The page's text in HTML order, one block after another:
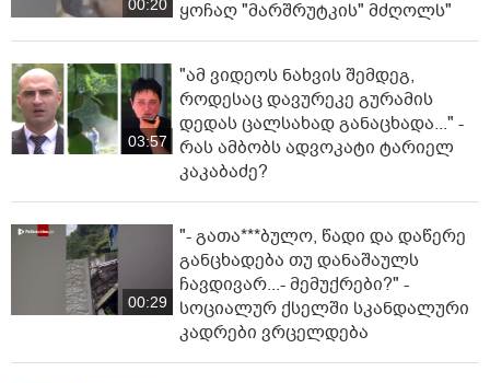
00:20
ყოჩაღ "მარშრუტკის" მძღოლს"
03:57
"ამ ვიდეოს ნახვის შემდეგ,
როდესაც დავურეკე გურამის
დედას ცალსახად განაცხადა..." -
რას ამბობს ადვოკატი ტარიელ
კაკაბაძე?
00:29
"- გათა***ბულო, წადი და დაწერე
განცხადება თუ დანაშაულს
ჩავდივარ...- მემუქრები?" -
სოციალურ ქსელში სკანდალური
კადრები ვრცელდება